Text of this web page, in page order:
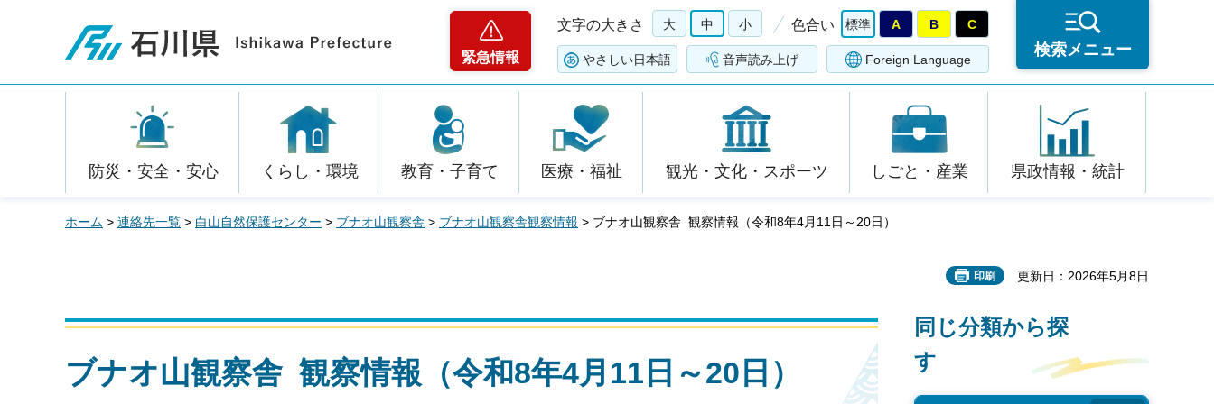
石川県
緊急情報
文字の大きさ 大 中 小 色合い 標準 A B C
やさしい日本語 音声読み上げ Foreign Language
検索メニュー
防災・安全・安心 くらし・環境 教育・子育て 医療・福祉 観光・文化・スポーツ しごと・産業 県政情報・統計
ホーム > 連絡先一覧 > 白山自然保護センター > ブナオ山観察舎 > ブナオ山観察舎観察情報 > ブナオ山観察舎 観察情報（令和8年4月11日～20日）
印刷 更新日：2026年5月8日
ブナオ山観察舎 観察情報（令和8年4月11日～20日）
同じ分類から探
す